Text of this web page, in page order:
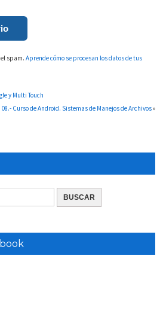
el spam.Aprende cómo se procesan los datos de tus
y Multi Touch
08.- Curso de Android. Sistemas de Manejos de Archivos»